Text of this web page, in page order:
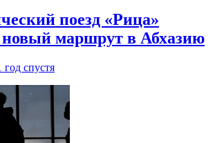
поезд «Рица»
новый маршрут в Абхазию
год спустя